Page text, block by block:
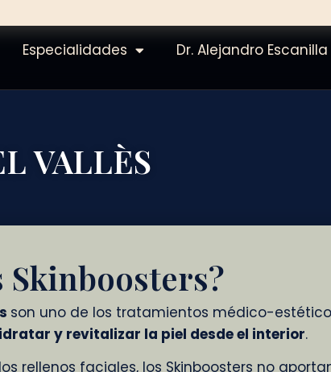
Especialidades Dr. Alejandro Escanilla
VALLÈS
Skinboosters?
son uno de los tratamientos médico-
y revitalizar la piel desde el interior.
rellenos faciales, los Skinboosters no